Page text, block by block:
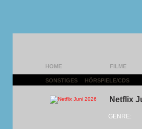
HOME FILME
SONSTIGES HÖRSPIELE/CDS
Netflix
GENRE: